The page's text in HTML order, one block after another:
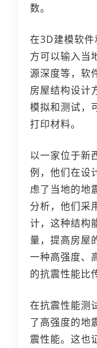
数。
在3D建模软
方可以输入当
源深度等，软
房屋结构设计
模拟和测试，
打印材料。
以一家位于新
例，他们在设
虑了当地的地
分析，他们采
计，这种结构
量，提高房屋
一种高强度、
的抗震性能比
在抗震性能测
了高强度的地
震性能。这也